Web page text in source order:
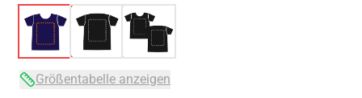
Größentabelle anzeigen